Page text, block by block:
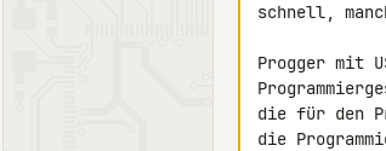
schnell,
Progger mit
die für den
die